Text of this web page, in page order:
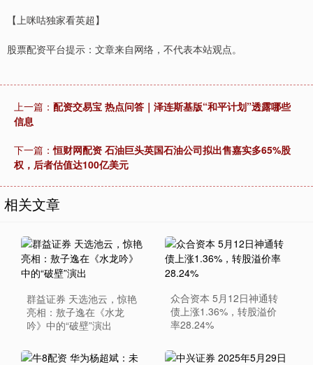
【上咪咕独家看英超】
股票配资平台提示：文章来自网络，不代表本站观点。
上一篇： 配资交易宝 热点问答｜泽连斯基版“和平计划”透露哪些
信息
下一篇：恒财网配资 石油巨头英国石油公司拟出售嘉实多65%股
权，后者估值达100亿美元
相关文章
群益证券 天选池云，惊艳
亮相：敖子逸在《水龙
吟》中的“破壁”演出
众合资本 5月12日神通转
债上涨1.36%，转股溢价
率28.24%